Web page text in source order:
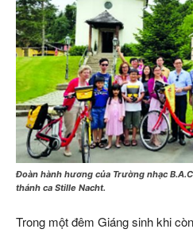
Đoàn hành hương của Trường nhạc
thánh ca Stille Nacht.
Trong một đêm Giáng sinh khi